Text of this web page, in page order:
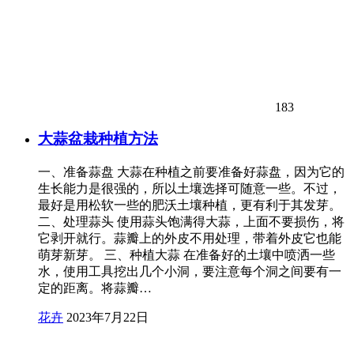
183
大蒜盆栽种植方法
一、准备蒜盘 大蒜在种植之前要准备好蒜盘，因为它的
生长能力是很强的，所以土壤选择可随意一些。不过，
最好是用松软一些的肥沃土壤种植，更有利于其发芽。
二、处理蒜头 使用蒜头饱满得大蒜，上面不要损伤，将
它剥开就行。蒜瓣上的外皮不用处理，带着外皮它也能
萌芽新芽。 三、种植大蒜 在准备好的土壤中喷洒一些
水，使用工具挖出几个小洞，要注意每个洞之间要有一
定的距离。将蒜瓣…
花卉 2023年7月22日